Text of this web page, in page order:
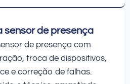
sensor de presença
de presença com
troca de dispositivos,
e correção de falhas.